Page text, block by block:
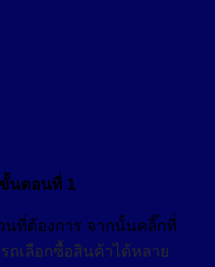
ขั้นตอนที่ 1
นที่ต้องการ จากนั้นคลิ๊กที่
ถเลือกซื้อสินค้าได้หลาย